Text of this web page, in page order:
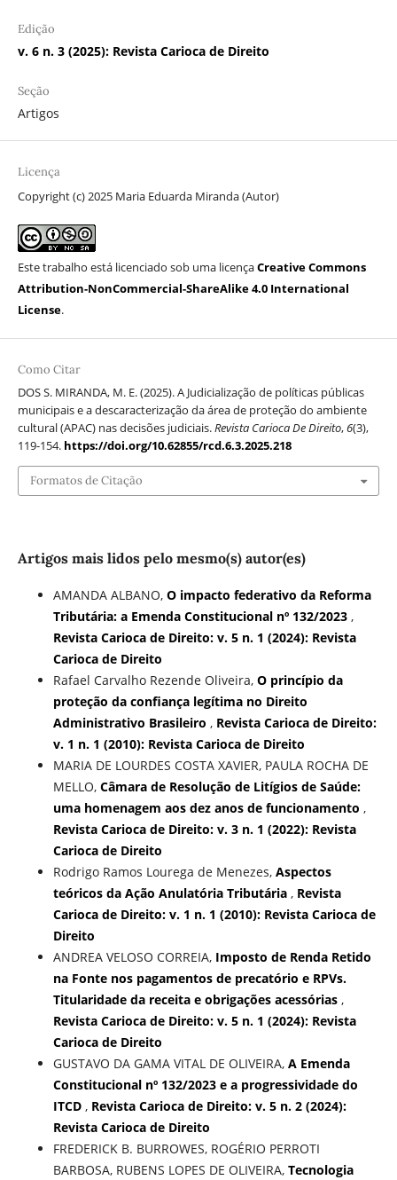
Edição
v. 6 n. 3 (2025): Revista Carioca de Direito
Seção
Artigos
Licença
Copyright (c) 2025 Maria Eduarda Miranda (Autor)
Este trabalho está licenciado sob uma licençaCreative Commons
Attribution-NonCommercial-ShareAlike 4.0 International
License.
Como Citar
DOS S. MIRANDA, M. E. (2025). A Judicialização de políticas públicas
municipais e a descaracterização da área de proteção do ambiente
cultural (APAC) nas decisões judiciais.Revista Carioca De Direito,6(3),
119-154. https://doi.org/10.62855/rcd.6.3.2025.218
Formatos de Citação
Artigos mais lidos pelo mesmo(s) autor(es)
AMANDA ALBANO, O impacto federativo da Reforma
Tributária: a Emenda Constitucional nº 132/2023 ,
Revista Carioca de Direito: v. 5 n. 1 (2024): Revista
Carioca de Direito
Rafael Carvalho Rezende Oliveira, O princípio da
proteção da confiança legítima no Direito
Administrativo Brasileiro , Revista Carioca de Direito:
v. 1 n. 1 (2010): Revista Carioca de Direito
MARIA DE LOURDES COSTA XAVIER, PAULA ROCHA DE
MELLO, Câmara de Resolução de Litígios de Saúde:
uma homenagem aos dez anos de funcionamento ,
Revista Carioca de Direito: v. 3 n. 1 (2022): Revista
Carioca de Direito
Rodrigo Ramos Lourega de Menezes, Aspectos
teóricos da Ação Anulatória Tributária , Revista
Carioca de Direito: v. 1 n. 1 (2010): Revista Carioca de
Direito
ANDREA VELOSO CORREIA, Imposto de Renda Retido
na Fonte nos pagamentos de precatório e RPVs.
Titularidade da receita e obrigações acessórias ,
Revista Carioca de Direito: v. 5 n. 1 (2024): Revista
Carioca de Direito
GUSTAVO DA GAMA VITAL DE OLIVEIRA, A Emenda
Constitucional nº 132/2023 e a progressividade do
ITCD , Revista Carioca de Direito: v. 5 n. 2 (2024):
Revista Carioca de Direito
FREDERICK B. BURROWES, ROGÉRIO PERROTI
BARBOSA, RUBENS LOPES DE OLIVEIRA, Tecnologia